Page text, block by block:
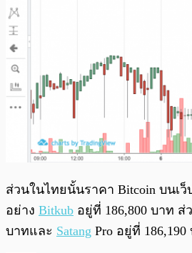
ส่วนในไทยนั้นราคา Bitcoin บนเ
อย่าง Bitkub อยู่ที่ 186,800 บาท ส่
บาทและ Satang Pro อยู่ที่ 186,190